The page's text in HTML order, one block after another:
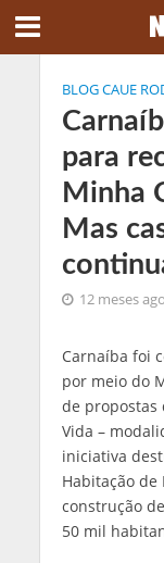
BLOG CAUE
para
Minha
Mas
12 meses ago
Carnaíba foi
por meio do
de propostas
Vida –
iniciativa
Habitação de
construção
50 mil